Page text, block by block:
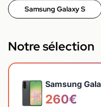
Samsung Galaxy S
Notre sélection
Samsung
260€